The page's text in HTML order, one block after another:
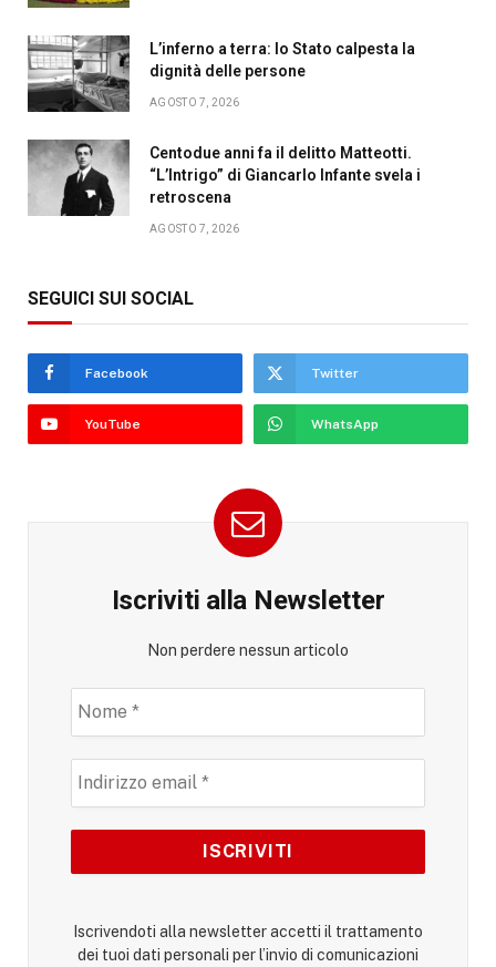
L’inferno a terra: lo Stato calpesta la
dignità delle persone
AGOSTO 7, 2026
Centodue anni fa il delitto Matteotti.
“L’Intrigo” di Giancarlo Infante svela i
retroscena
AGOSTO 7, 2026
SEGUICI SUI SOCIAL
Facebook Twitter
YouTube WhatsApp
Iscriviti alla Newsletter
Non perdere nessun articolo
Iscrivendoti alla newsletter accetti il trattamento
dei tuoi dati personali per l’invio di comunicazioni